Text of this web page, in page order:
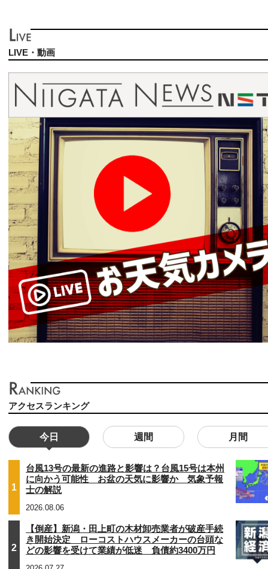
LIVE・動画
アクセスランキング
今日 週間 月間
1
台風13号の最新の進路と影響は？台風15号は本州
に向かう可能性 お盆の天気に影響か 気象予報
士の解説
2026.08.06
2
【倒産】新潟・田上町の木材卸売業者が破産手続
き開始決定 ローコストハウスメーカーの台頭な
どの影響を受けて業績が低迷 負債約3400万円